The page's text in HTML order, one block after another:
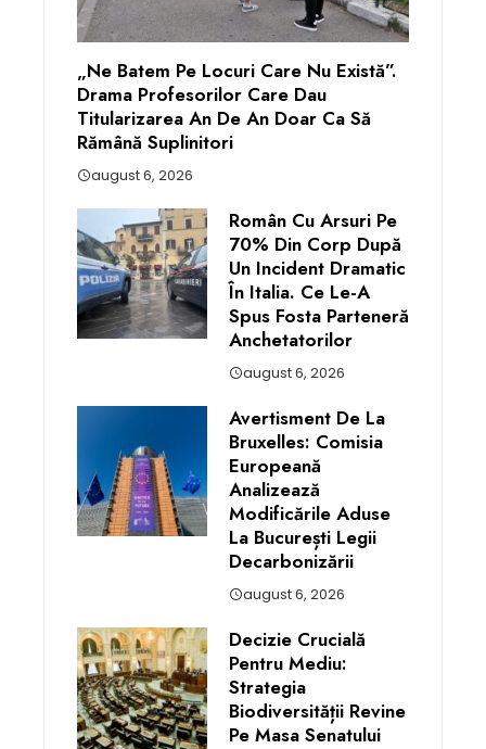
„Ne Batem Pe Locuri Care Nu Există”.
Drama Profesorilor Care Dau
Titularizarea An De An Doar Ca Să
Rămână Suplinitori
august 6, 2026
Român Cu Arsuri Pe
70% Din Corp După
Un Incident Dramatic
În Italia. Ce Le-A
Spus Fosta Parteneră
Anchetatorilor
august 6, 2026
Avertisment De La
Bruxelles: Comisia
Europeană
Analizează
Modificările Aduse
La București Legii
Decarbonizării
august 6, 2026
Decizie Crucială
Pentru Mediu:
Strategia
Biodiversității Revine
Pe Masa Senatului